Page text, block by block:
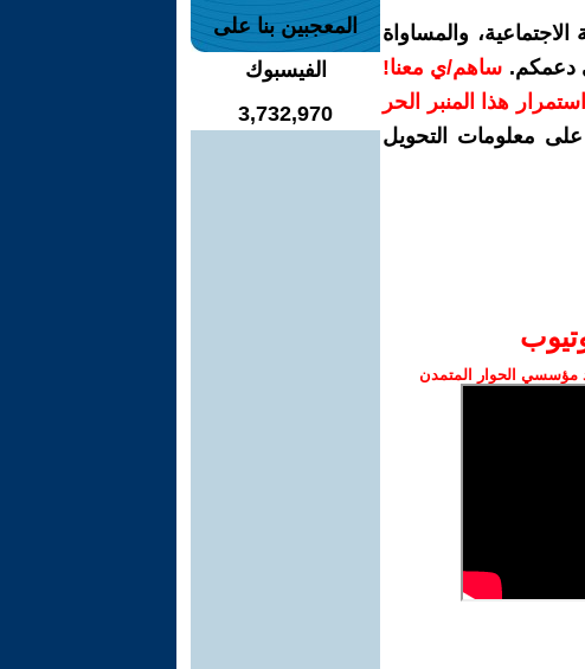
والمساواة
دعمكم. ساهم/ي معنا!
استمرار هذا المنبر الحر
على معلومات التحويل
مؤسسي الحوار المتمدن
المعجبين بنا على
الفيسبوك
3,732,970